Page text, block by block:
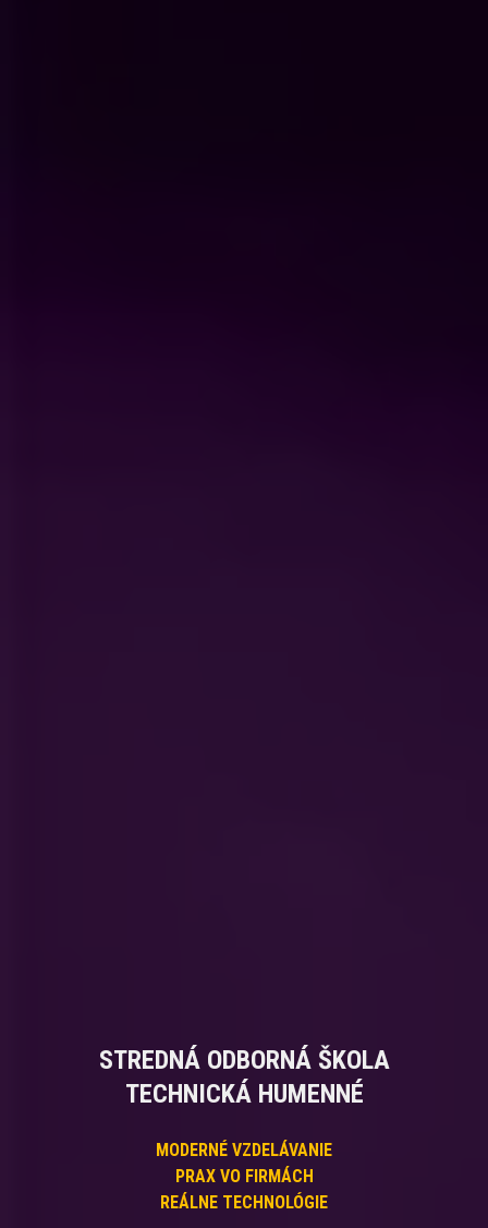
STREDNÁ ODBORNÁ ŠKOLA
TECHNICKÁ HUMENNÉ
MODERNÉ VZDELÁVANIE
PRAX VO FIRMÁCH
REÁLNE TECHNOLÓGIE